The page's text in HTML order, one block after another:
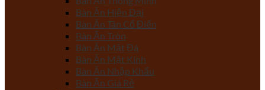
Bàn Ăn Hiện Đại
Bàn Ăn Tân Cổ Điển
Bàn Ăn Tròn
Bàn Ăn Mặt Đá
Bàn Ăn Mặt Kính
Bàn Ăn Nhập Khẩu
Bàn Ăn Giá Rẻ